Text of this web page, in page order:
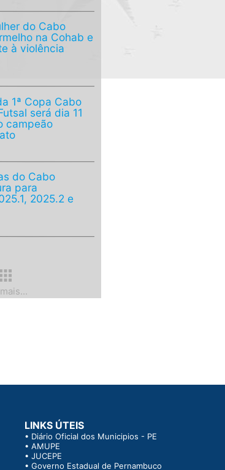
do Cabo
na Cohab e
à violência
1ª Copa Cabo
será dia 11
campeão
do Cabo
para
2025.2 e
apps
LINKS ÚTEIS
• Diário Oficial dos Municipios - PE
• AMUPE
• JUCEPE
• Governo Estadual de Pernambuco